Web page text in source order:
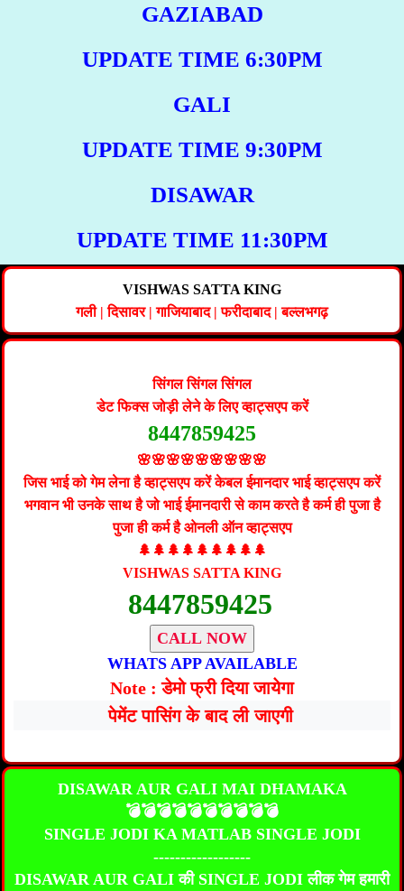
GAZIABAD
UPDATE TIME 6:30PM
GALI
UPDATE TIME 9:30PM
DISAWAR
UPDATE TIME 11:30PM
VISHWAS SATTA KING
गली | दिसावर | गाजियाबाद |फरीदाबाद|बल्लभगढ़
सिंगल सिंगल सिंगल
डेट फिक्स जोड़ी लेने के लिए व्हाट्सएप करें
8447859425
🌸🌸🌸🌸🌸🌸🌸🌸🌸
जिस भाई को गेम लेना है व्हाट्सएप करें केबल ईमानदार भाई व्हाट्सएप करें
भगवान भी उनके साथ है जो भाई ईमानदारी से काम करते है कर्म ही पुजा है
पुजा ही कर्म है ओनली ऑन व्हाट्सएप
🌲🌲🌲🌲🌲🌲🌲🌲🌲
VISHWAS SATTA KING
8447859425
CALL NOW
WHATS APP AVAILABLE
Note :डेमो फ्री दिया जायेगा
पेमेंट पासिंग के बाद ली जाएगी
DISAWAR AUR GALI MAI DHAMAKA
💣💣💣💣💣💣💣💣💣💣
SINGLE JODI KA MATLAB SINGLE JODI
------------------
DISAWAR AUR GALI की SINGLE JODI लीक गेम हमारी